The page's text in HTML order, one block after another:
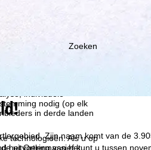
wij, TravelTrex GmbH,
nodig (op elk
in derde landen
technologieën. Als u op
uitvoering van het
Zoeken
Zijn naam komt van de
het Ortlermassief kunt u tussen